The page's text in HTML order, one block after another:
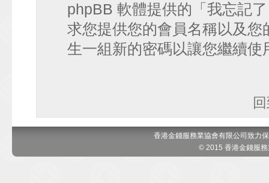
phpBB 軟體提供的「我忘記
求您提供您的會員名稱以及
生一組新的密碼以讓您繼續使
香港金錢服務業協會有限公司致力
© 2015 香港金錢服